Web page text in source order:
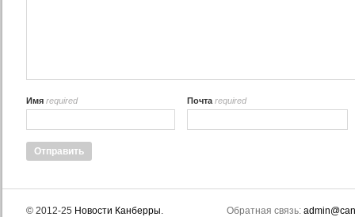
Имя required Почта required
© 2012-25 Новости Канберры.
Обратная связь: